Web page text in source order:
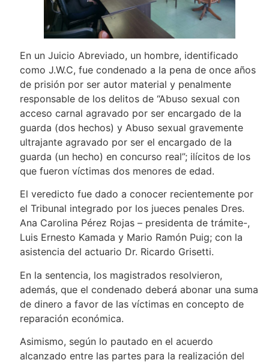
En un Juicio Abreviado, un hombre, identificado
como J.W.C, fue condenado a la pena de once años
de prisión por ser autor material y penalmente
responsable de los delitos de “Abuso sexual con
acceso carnal agravado por ser encargado de la
guarda (dos hechos) y Abuso sexual gravemente
ultrajante agravado por ser el encargado de la
guarda (un hecho) en concurso real”; ilícitos de los
que fueron víctimas dos menores de edad.
El veredicto fue dado a conocer recientemente por
el Tribunal integrado por los jueces penales Dres.
Ana Carolina Pérez Rojas – presidenta de trámite-,
Luis Ernesto Kamada y Mario Ramón Puig; con la
asistencia del actuario Dr. Ricardo Grisetti.
En la sentencia, los magistrados resolvieron,
además, que el condenado deberá abonar una suma
de dinero a favor de las víctimas en concepto de
reparación económica.
Asimismo, según lo pautado en el acuerdo
alcanzado entre las partes para la realización del